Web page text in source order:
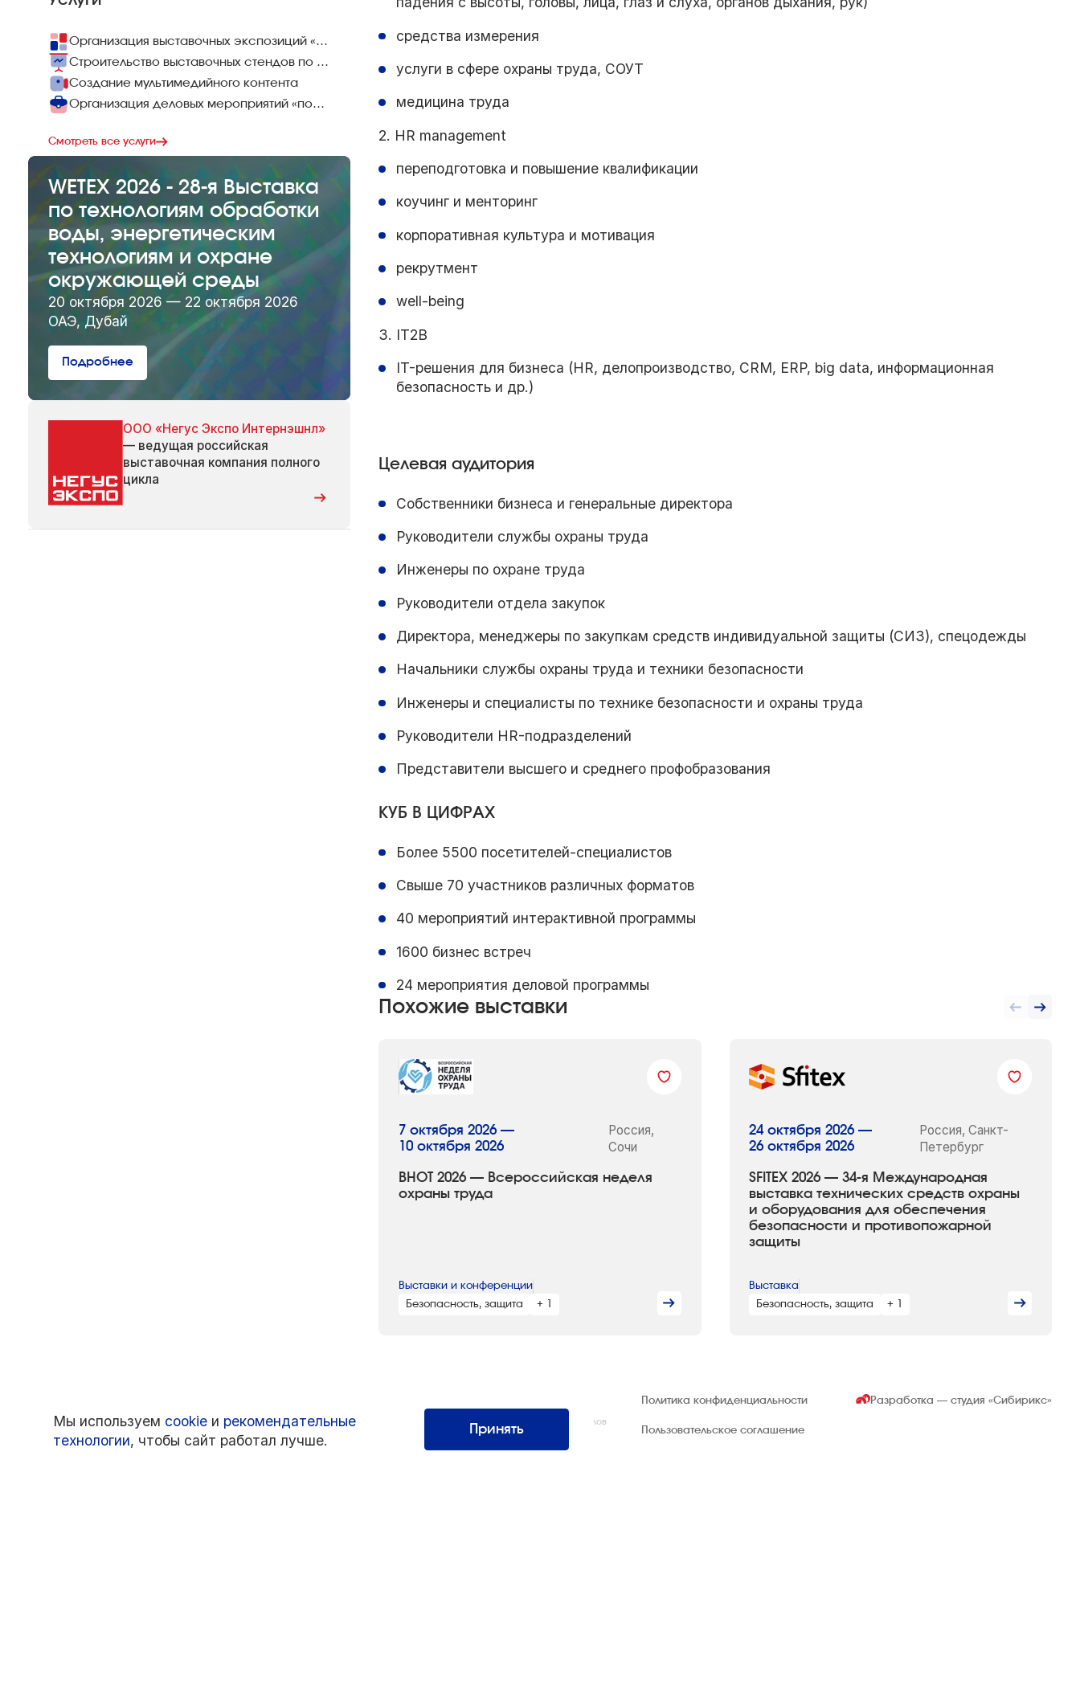
Организация выставочных экспозиций «под ключ»
Строительство выставочных стендов по всему миру
Создание мультимедийного контента
Организация деловых мероприятий «под ключ»
Смотреть все услуги
WETEX 2026 - 28-я Выставка
по технологиям обработки
воды, энергетическим
технологиям и охране
окружающей среды
20 октября 2026 — 22 октября 2026
ОАЭ, Дубай
Подробнее
ООО «Негус Экспо Интернэшнл»
— ведущая российская
выставочная компания полного
цикла
средства измерения
услуги в сфере охраны труда, СОУТ
медицина труда
2. HR management
переподготовка и повышение квалификации
коучинг и менторинг
корпоративная культура и мотивация
рекрутмент
well-being
3. IT2B
IT-решения для бизнеса (HR, делопроизводство, CRM, ERP, big data, информационная
безопасность и др.)
Целевая аудитория
Собственники бизнеса и генеральные директора
Руководители службы охраны труда
Инженеры по охране труда
Руководители отдела закупок
Директора, менеджеры по закупкам средств индивидуальной защиты (СИЗ), спецодежды
Начальники службы охраны труда и техники безопасности
Инженеры и специалисты по технике безопасности и охраны труда
Руководители HR-подразделений
Представители высшего и среднего профобразования
КУБ В ЦИФРАХ
Более 5500 посетителей-специалистов
Свыше 70 участников различных форматов
40 мероприятий интерактивной программы
1600 бизнес встреч
24 мероприятия деловой программы
Похожие выставки
ВНОТ 2026 — Всероссийская неделя
охраны труда
7 октября 2026 —
10 октября 2026
Россия,
Сочи
Выставки и конференции
Безопасность, защита
+ 1
SFITEX 2026 — 34-я Международная
выставка технических средств охраны
и оборудования для обеспечения
безопасности и противопожарной
защиты
24 октября 2026 —
26 октября 2026
Россия, Санкт-
Петербург
Выставка
Безопасность, защита
+ 1
Интернэшнл»
Все права защищены. Использование материалов
возможно только со ссылкой на источник.
Политика конфиденциальности
Пользовательское соглашение
Разработка — студия«Сибирикс»
Мы используем cookie и рекомендательные
технологии, чтобы сайт работал лучше.
Принять